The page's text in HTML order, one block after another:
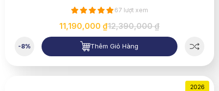
67 lượt xem
11,190,000 ₫12,390,000 ₫
-8% Thêm Giỏ Hàng
2026